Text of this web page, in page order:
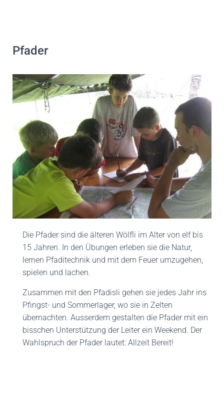
Pfader
Die Pfader sind die älteren Wölfli im Alter von elf bis
15 Jahren. In den Übungen erleben sie die Natur,
lernen Pfaditechnik und mit dem Feuer umzugehen,
spielen und lachen.
Zusammen mit den Pfadisli gehen sie jedes Jahr ins
Pfingst- und Sommerlager, wo sie in Zelten
übernachten. Ausserdem gestalten die Pfader mit ein
bisschen Unterstützung der Leiter ein Weekend. Der
Wahlspruch der Pfader lautet: Allzeit Bereit!